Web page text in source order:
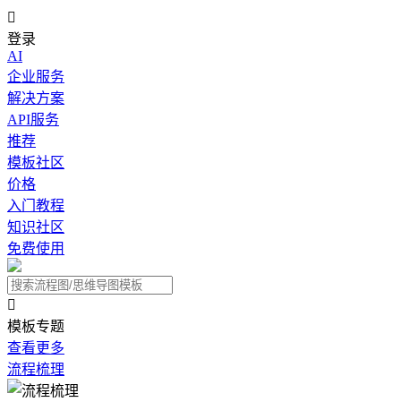

登录
AI
企业服务
解决方案
API服务
推荐
模板社区
价格
入门教程
知识社区
免费使用

模板专题
查看更多
流程梳理